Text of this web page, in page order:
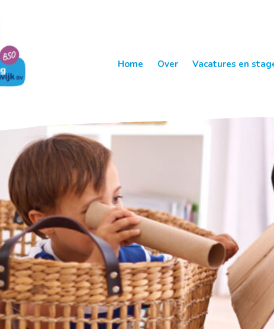
Home Over Vacatures en